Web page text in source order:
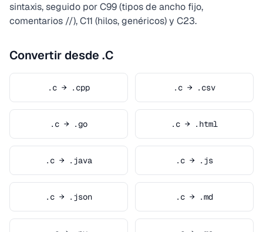
sintaxis, seguido por C99 (tipos de ancho fijo,
comentarios //), C11 (hilos, genéricos) y C23.
Convertir desde .C
.c → .cpp .c → .csv
.c → .go .c → .html
.c → .java .c → .js
.c → .json .c → .md